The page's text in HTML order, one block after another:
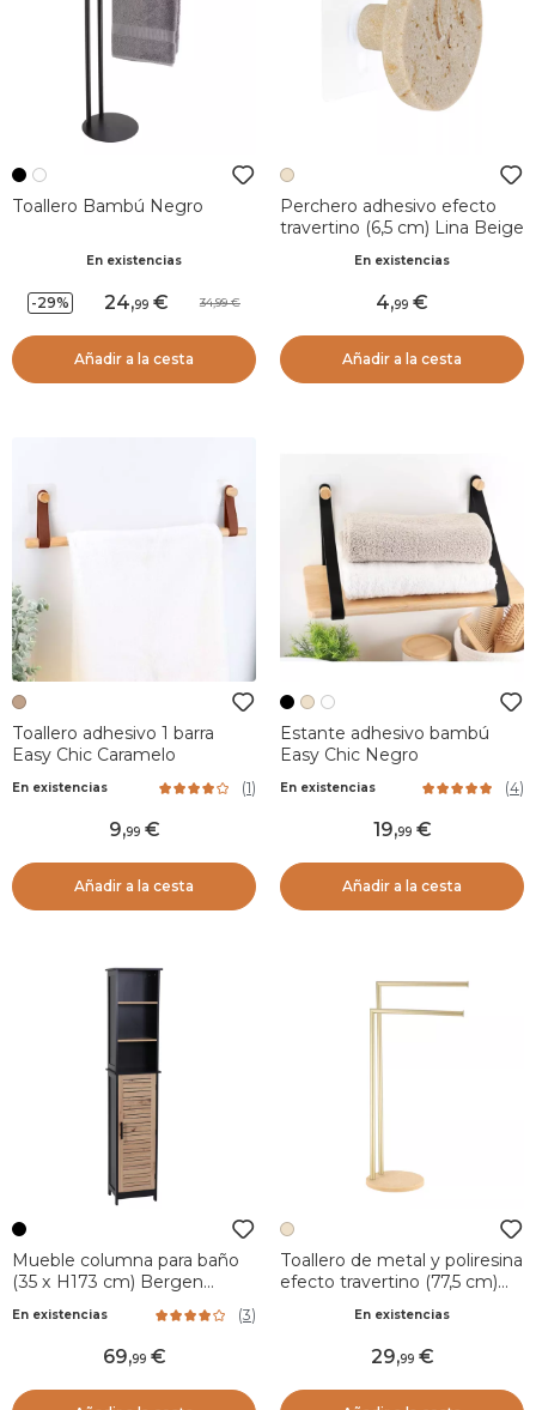
Toallero Bambú Negro
En existencias
-29% 24,99 34,99
Añadir a la cesta
Perchero adhesivo efecto
travertino (6,5 cm) Lina Beige
En existencias
4,99
Añadir a la cesta
Toallero adhesivo 1 barra
Easy Chic Caramelo
En existencias (1)
9,99
Añadir a la cesta
Estante adhesivo bambú
Easy Chic Negro
En existencias (4)
19,99
Añadir a la cesta
Mueble columna para baño
(35 x H173 cm) Bergen
En existencias (3)
69,99
Toallero de metal y poliresina
efecto travertino (77,5 cm)
En existencias
29,99